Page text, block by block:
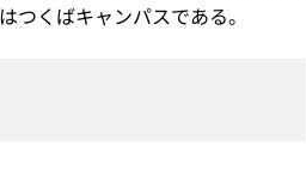
くばキャンパスである。